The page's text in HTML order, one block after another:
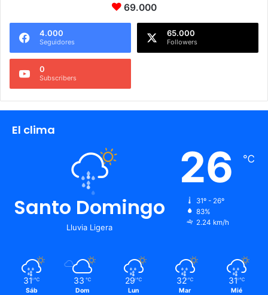
69.000
4.000
Seguidores
65.000
Followers
0
Subscribers
El clima
Santo Domingo
Lluvia Ligera
26 ℃
31º - 26º
83%
2.24 km/h
31 ℃
Sáb
33 ℃
Dom
29 ℃
Lun
32 ℃
Mar
31 ℃
Mié